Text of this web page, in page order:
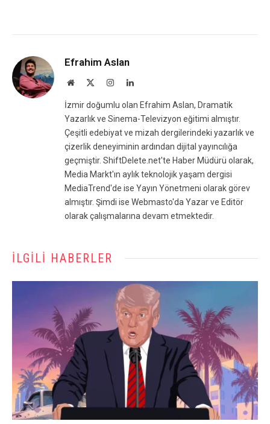
Efrahim Aslan
Website InstagramLinkedIn
İzmir doğumlu olan Efrahim Aslan, Dramatik
Yazarlık ve Sinema-Televizyon eğitimi almıştır.
Çeşitli edebiyat ve mizah dergilerindeki yazarlık ve
çizerlik deneyiminin ardından dijital yayıncılığa
geçmiştir. ShiftDelete.net'te Haber Müdürü olarak,
Media Markt'ın aylık teknolojik yaşam dergisi
MediaTrend'de ise Yayın Yönetmeni olarak görev
almıştır. Şimdi ise Webmasto'da Yazar ve Editör
olarak çalışmalarına devam etmektedir.
İLGILI HABERLER